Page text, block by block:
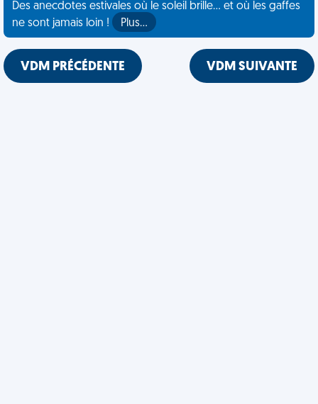
Des anecdotes estivales où le soleil brille... et où les gaffes
ne sont jamais loin !
Plus…
VDM PRÉCÉDENTE VDM SUIVANTE